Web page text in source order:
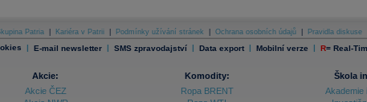
Patria Kariéra v Patrii Podmínky užívání stránek Ochrana osobních údajů Pravidla diskuse
| E-mail newsletter | SMS zpravodajství | Data export | Mobilní verze | R= Real-
Akcie:
Akcie ČEZ
Komodity:
Ropa BRENT
Škola
Akademie